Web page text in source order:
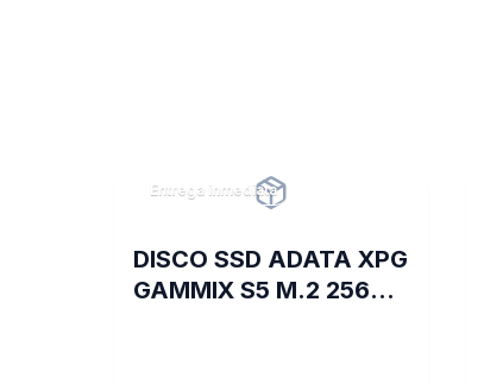
Entrega inmediata
DISCO SSD ADATA XPG
GAMMIX S5 M.2 256GB